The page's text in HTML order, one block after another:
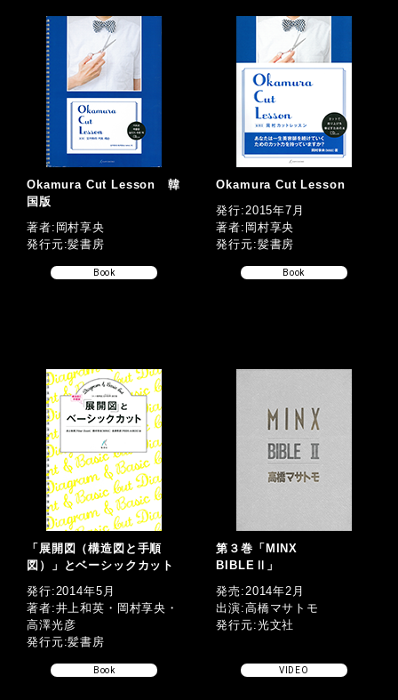
Okamura Cut Lesson 韓
国版
著者:岡村享央
発行元:髪書房
Book
Okamura Cut Lesson
発行:2015年7月
著者:岡村享央
発行元:髪書房
Book
「展開図（構造図と手順
図）」とベーシックカット
発行:2014年5月
著者:井上和英・岡村享央・
高澤光彦
発行元:髪書房
Book
第３巻「MINX
BIBLEⅡ」
発売:2014年2月
出演:高橋マサトモ
発行元:光文社
VIDEO